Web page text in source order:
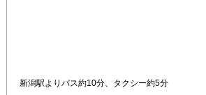
新潟駅よりバス約10分、タクシー約5分